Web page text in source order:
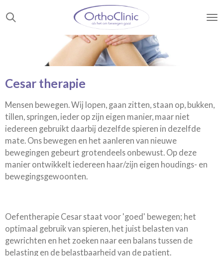
Ga
direct
hoofdinhoud
Cesar therapie
Mensen bewegen. Wij lopen, gaan zitten, staan op, bukken,
tillen, springen, ieder op zijn eigen manier, maar niet
iedereen gebruikt daarbij dezelfde spieren in dezelfde
mate. Ons bewegen en het aanleren van nieuwe
bewegingen gebeurt grotendeels onbewust. Op deze
manier ontwikkelt iedereen haar/zijn eigen houdings- en
bewegingsgewoonten.
Oefentherapie Cesar staat voor 'goed' bewegen; het
optimaal gebruik van spieren, het juist belasten van
gewrichten en het zoeken naar een balans tussen de
belasting en de belastbaarheid van de patient.